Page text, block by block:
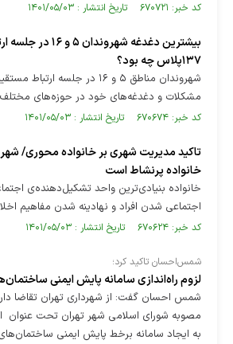
کد خبر: ۶۷۰۷۲۱ تاریخ انتشار : ۱۴۰۱/۰۵/۰۳
بیشترین دغدغه
۱۳۷پلاس چه بود؟
شهروندان مناطق ۵ و ۱۶ در جلسه
مشکلات و دغدغه‌های خود در حوزه‌های مختلف
کد خبر: ۶۷۰۶۷۴ تاریخ انتشار : ۱۴۰۱/۰۵/۰۳
تاکید مدیریت شهری بر خانواده محوری/ شهر
خانواده پرنشاط است
خانواده بنیادی‌ترین واحد تشکیل‌دهنده­‌ی
اجتماعی شدن افراد و نهادینه شدن مفاهیم
کد خبر: ۶۷۰۶۲۴ تاریخ انتشار : ۱۴۰۱/۰۵/۰۳
شمس‌احسان تاکید کرد؛
لزوم راه‌اندازی سامانه پایش ایمنی
شمس احسان گفت: از شهرداری تهران تقاضا
مصوبه شورای اسلامی شهر تهران تحت عنوان
به ایجاد سامانه برخط پایش ایمنی